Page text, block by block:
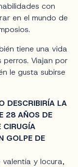
con
en el mundo de
tiene una vida
perros. Viajan por
le gusta subirse
DESCRIBIRÍA LA
28 AÑOS DE
CIRUGÍA
GOLPE DE
valentía y locura,